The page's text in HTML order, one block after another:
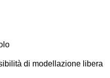
di modellazione libera